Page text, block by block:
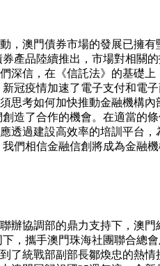
澳門債券市場的發展已擁
產品陸續推出，市場對相關
信，在《信託法》的基礎
冠疫情加速了電子支付和電
考如何加快推動金融機構
造了合作的機會。在適當的
過建設高效率的培訓平台
們相信金融信創將成為金融
協調部的鼎力支持下，澳
，攜手澳門珠海社團聯合總
統戰部副部長鄒煥忠的熱